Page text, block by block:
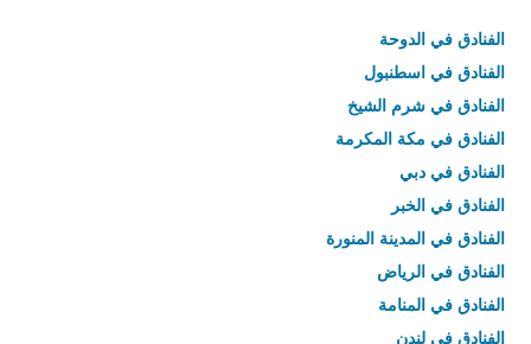
الفنادق في الدوحة
الفنادق في اسطنبول
الفنادق في شرم الشيخ
الفنادق في مكة المكرمة
الفنادق في دبي
الفنادق في الخبر
الفنادق في المدينة المنورة
الفنادق في الرياض
الفنادق في المنامة
الفنادق في لندن